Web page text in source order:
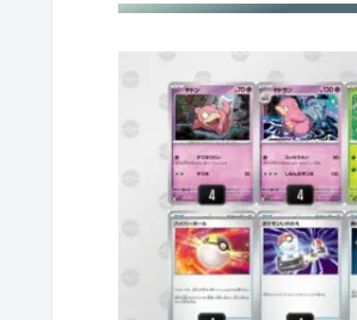
メガカエンジシex
メガジガルデex
メガガルーラex
メガシャンデラex
Nのゾロアークex